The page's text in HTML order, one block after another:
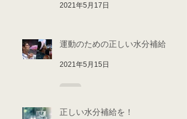
2021年5月17日
運動のための正しい水分補給
2021年5月15日
正しい水分補給を！